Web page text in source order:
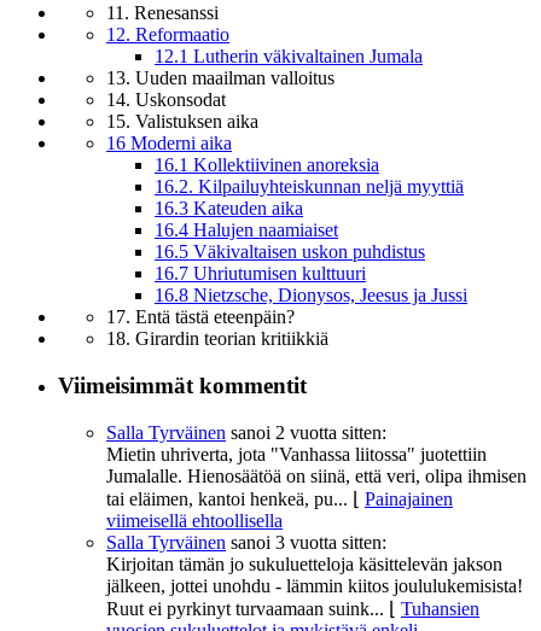
11. Renesanssi
12. Reformaatio
12.1 Lutherin väkivaltainen Jumala
13. Uuden maailman valloitus
14. Uskonsodat
15. Valistuksen aika
16 Moderni aika
16.1 Kollektiivinen anoreksia
16.2. Kilpailuyhteiskunnan neljä myyttiä
16.3 Kateuden aika
16.4 Halujen naamiaiset
16.5 Väkivaltaisen uskon puhdistus
16.7 Uhriutumisen kulttuuri
16.8 Nietzsche, Dionysos, Jeesus ja Jussi
17. Entä tästä eteenpäin?
18. Girardin teorian kritiikkiä
Viimeisimmät kommentit
Salla Tyrväinen sanoi 2 vuotta sitten:
Mietin uhriverta, jota "Vanhassa liitossa" juotettiin
Jumalalle. Hienosäätöä on siinä, että veri, olipa ihmisen
tai eläimen, kantoi henkeä, pu...
Painajainen
viimeisellä ehtoollisella
Salla Tyrväinen sanoi 3 vuotta sitten:
Kirjoitan tämän jo sukuluetteloja käsittelevän jakson
jälkeen, jottei unohdu - lämmin kiitos joululukemisista!
Ruut ei pyrkinyt turvaamaan suink...
Tuhansien